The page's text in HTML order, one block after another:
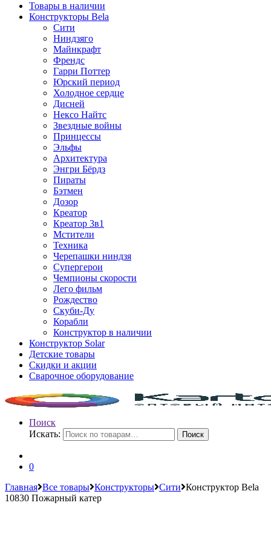
Товары в наличии
Конструкторы Bela
Сити
Ниндзяго
Майнкрафт
Френдс
Гарри Поттер
Юрский период
Холодное сердце
Дисней
Нексо Найтс
Звездные войны
Принцессы
Эльфы
Архитектура
Энгри Бёрдз
Пираты
Бэтмен
Дозор
Креатор
Креатор 3в1
Мстители
Техника
Черепашки ниндзя
Супергерои
Чемпионы скорости
Лего фильм
Рождество
Скуби-Ду
Корабли
Конструктор в наличии
Конструктор Solar
Детские товары
Скидки и акции
Сварочное оборудование
Поиск
Искать:
Поиск
0
Главная Все товары Конструкторы Сити Конструктор Bela
10830 Пожарный катер